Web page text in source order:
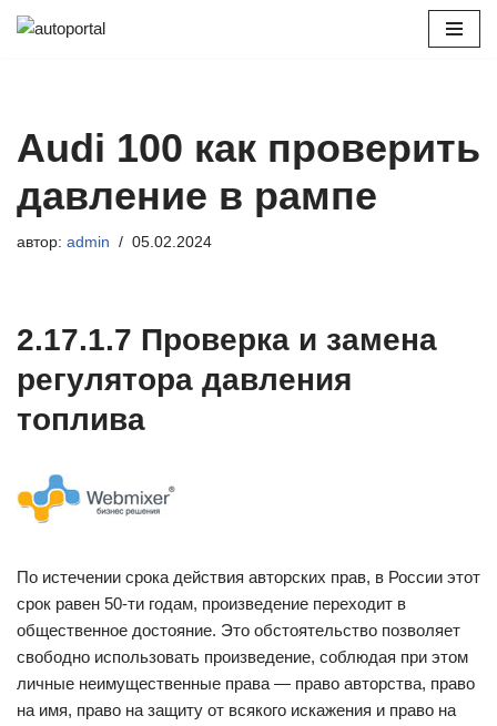
Audi 100 как проверить
давление в рампе
автор: admin 05.02.2024
2.17.1.7 Проверка и замена
регулятора давления
топлива
По истечении срока действия авторских прав, в России этот
срок равен 50-ти годам, произведение переходит в
общественное достояние. Это обстоятельство позволяет
свободно использовать произведение, соблюдая при этом
личные неимущественные права — право авторства, право
на имя, право на защиту от всякого искажения и право на